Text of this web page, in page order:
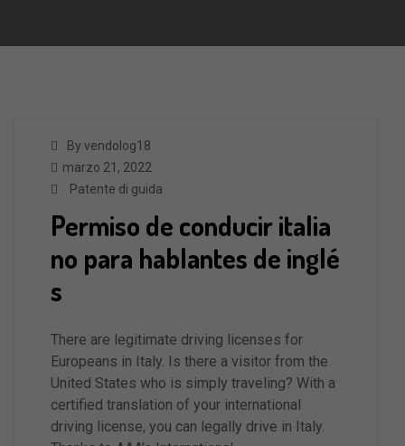
By vendolog18
marzo 21, 2022
Patente di guida
Permiso de conducir italia
no para hablantes de inglé
s
There are legitimate driving licenses for
Europeans in Italy. Is there a visitor from the
United States who is simply traveling? With a
certified translation of your international
driving license, you can legally drive in Italy.